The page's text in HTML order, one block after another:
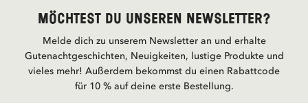
Möchtest du unseren Newsletter?
Melde dich zu unserem Newsletter an und erhalte
Gutenachtgeschichten, Neuigkeiten, lustige Produkte und
vieles mehr! Außerdem bekommst du einen Rabattcode
für 10 % auf deine erste Bestellung.